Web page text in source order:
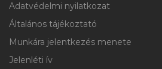
Adatvédelmi nyilatkozat
Általános tájékoztató
Munkára jelentkezés menete
Jelenléti ív